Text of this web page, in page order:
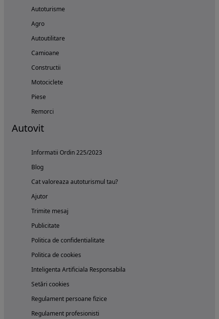
Autoturisme
Agro
Autoutilitare
Camioane
Constructii
Motociclete
Piese
Remorci
Autovit
Informatii Ordin 225/2023
Blog
Cat valoreaza autoturismul tau?
Ajutor
Trimite mesaj
Publicitate
Politica de confidentialitate
Politica de cookies
Inteligenta Artificiala Responsabila
Setări cookies
Regulament persoane fizice
Regulament profesionisti